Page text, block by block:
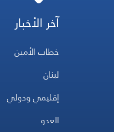
آخر الأخبار
خطاب الأمين
لبنان
إقليمي ودولي
العدو